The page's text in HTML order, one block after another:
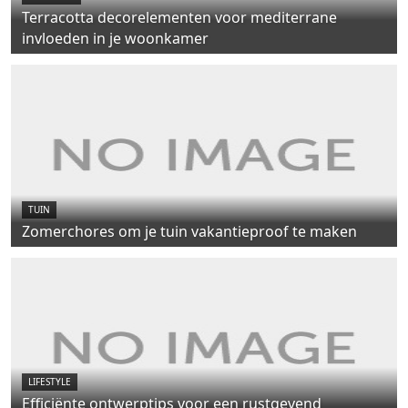
Terracotta decorelementen voor mediterrane
invloeden in je woonkamer
TUIN
Zomerchores om je tuin vakantieproof te maken
LIFESTYLE
Efficiënte ontwerptips voor een rustgevend